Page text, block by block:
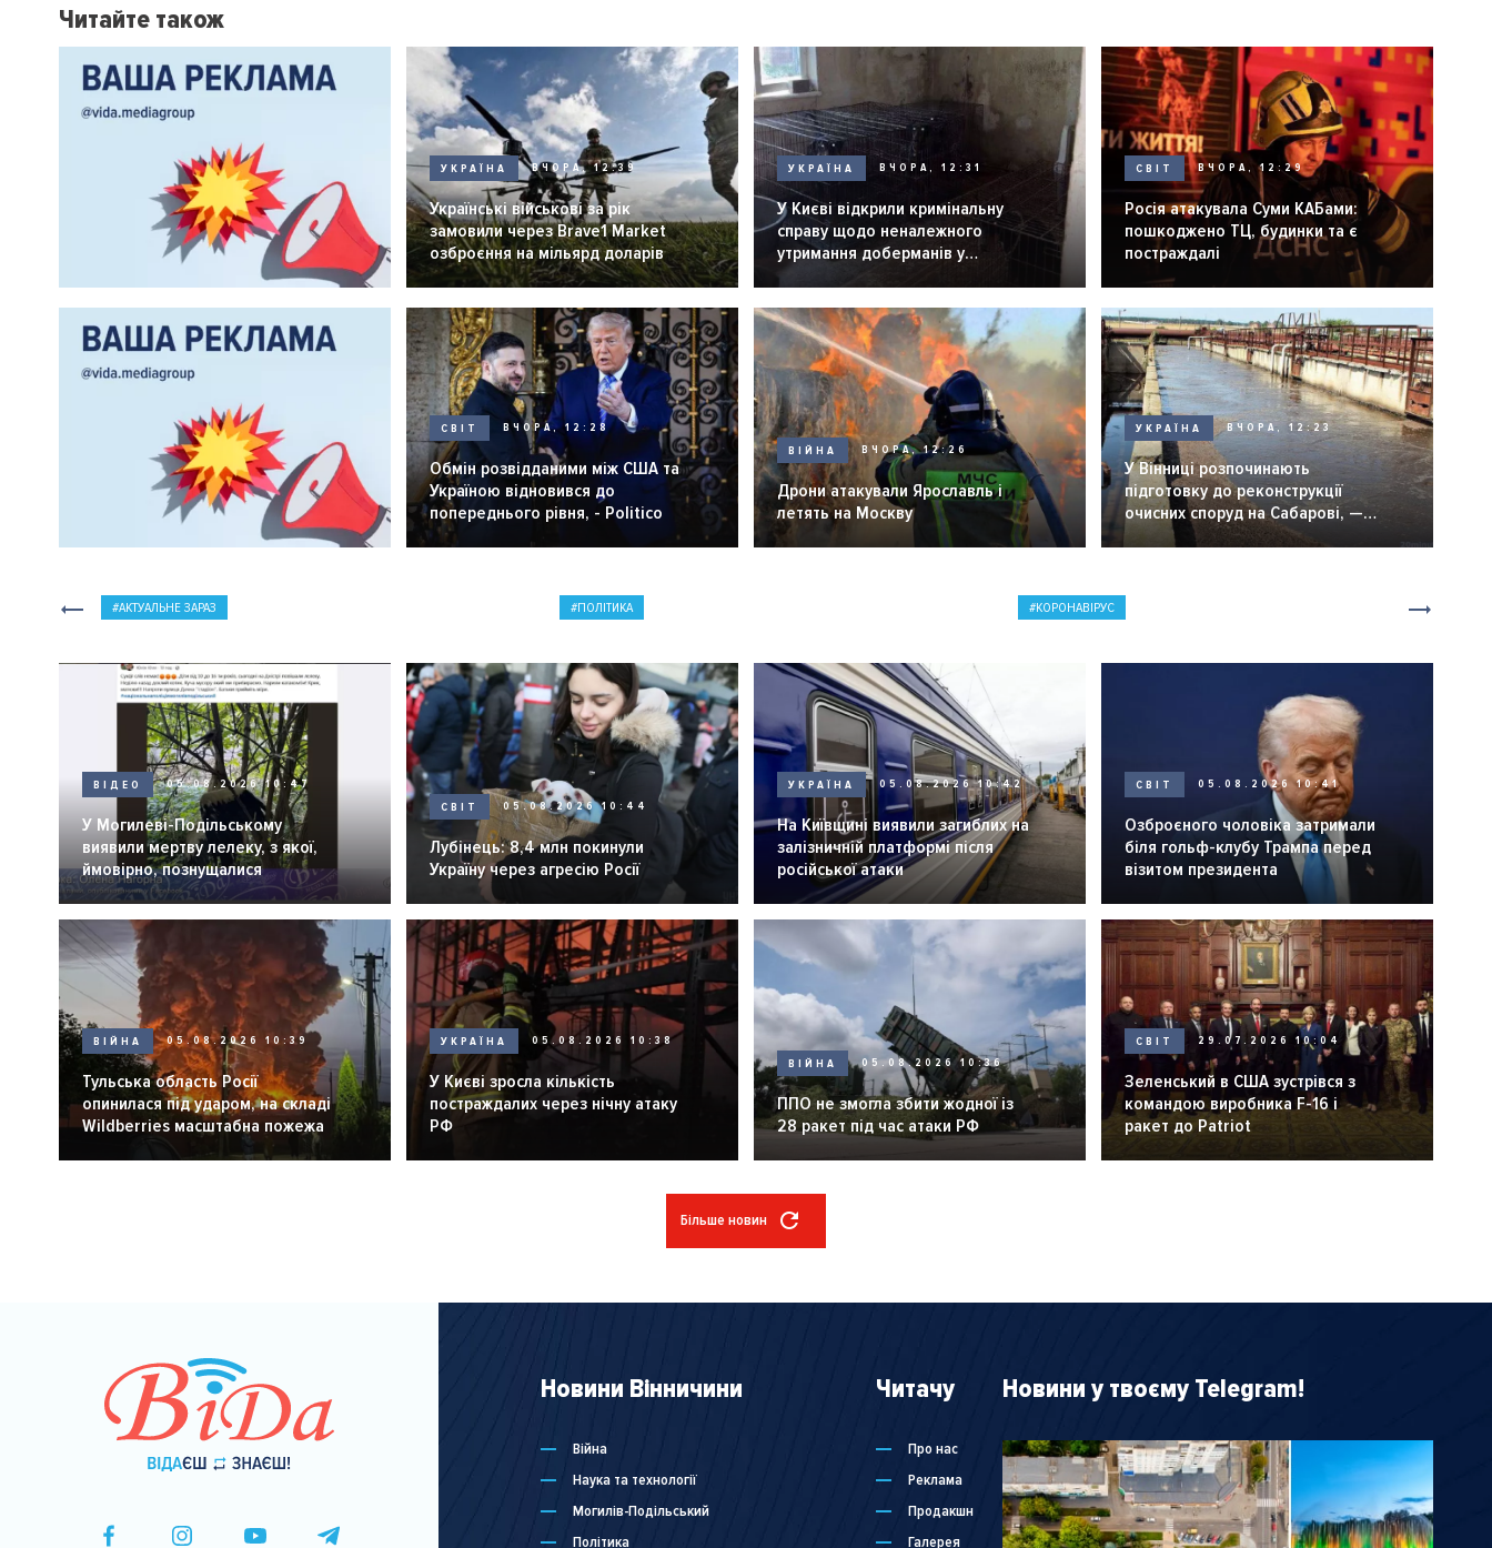
Читайте також
УКРАЇНА ВЧОРА, 12:39
Українські військові за рік
замовили через Brave1 Market
озброєння на мільярд доларів
УКРАЇНА ВЧОРА, 12:31
У Києві відкрили кримінальну
справу щодо неналежного
утримання доберманів у
розпліднику
СВІТ ВЧОРА, 12:29
Росія атакувала Суми КАБами:
пошкоджено ТЦ, будинки та є
постраждалі
СВІТ ВЧОРА, 12:28
Обмін розвідданими між США та
Україною відновився до
попереднього рівня, - Politico
ВІЙНА ВЧОРА, 12:26
Дрони атакували Ярославль і
летять на Москву
УКРАЇНА ВЧОРА, 12:23
У Вінниці розпочинають
підготовку до реконструкції
очисних споруд на Сабарові, —
мер Вінниці.
АКТУАЛЬНЕ ЗАРАЗ ПОЛІТИКА КОРОНАВІРУС
ВІДЕО 05.08.2026 10:47
У Могилеві-Подільському
виявили мертву лелеку, з якої,
ймовірно, познущалися
СВІТ 05.08.2026 10:44
Лубінець: 8,4 млн покинули
Україну через агресію Росії
УКРАЇНА 05.08.2026 10:42
На Київщині виявили загиблих на
залізничній платформі після
російської атаки
СВІТ 05.08.2026 10:41
Озброєного чоловіка затримали
біля гольф-клубу Трампа перед
візитом президента
ВІЙНА 05.08.2026 10:39
Тульська область Росії
опинилася під ударом, на складі
Wildberries масштабна пожежа
УКРАЇНА 05.08.2026 10:38
У Києві зросла кількість
постраждалих через нічну атаку
РФ
ВІЙНА 05.08.2026 10:36
ППО не змогла збити жодної із
28 ракет під час атаки РФ
СВІТ 29.07.2026 10:04
Зеленський в США зустрівся з
командою виробника F-16 і
ракет до Patriot
Більше новин
Новини Вінничини
Війна
Наука та технології
Могилів-Подільський
Політика
Читачу
Про нас
Реклама
Продакшн
Галерея
Новини у твоєму Telegram!